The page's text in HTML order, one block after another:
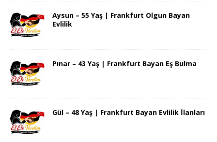
Aysun – 55 Yaş | Frankfurt Olgun Bayan
Evlilik
Pınar – 43 Yaş | Frankfurt Bayan Eş Bulma
Gül – 48 Yaş | Frankfurt Bayan Evlilik İlanları